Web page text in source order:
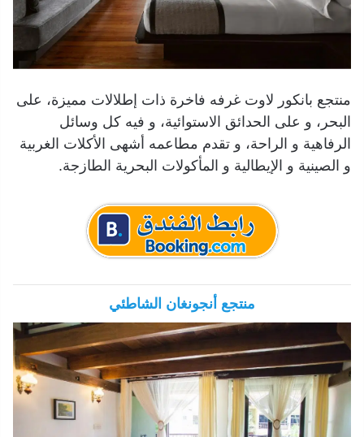
منتجع بانكور لاوت غرفه فاخرة ذات إطلالات مميزة، على
البحر، و على الحدائق الاستوائية، و فيه كل وسائل
الرفاهية و الراحة، و تقدم مطاعمه أشهى الأكلات الغربية
و الصينية و الإيطالية و المأكولات البحرية الطازجة.
منتجع أنجونغان الشاطئي